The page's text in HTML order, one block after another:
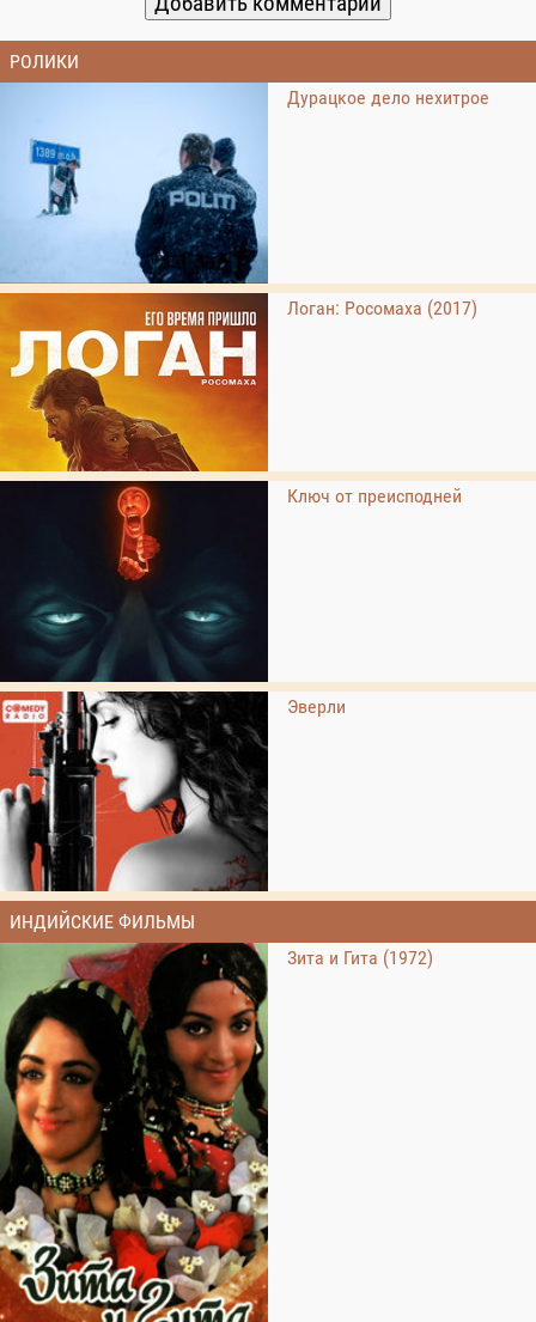
РОЛИКИ
Дурацкое дело нехитрое
Логан: Росомаха (2017)
Ключ от преисподней
Эверли
ИНДИЙСКИЕ ФИЛЬМЫ
Зита и Гита (1972)